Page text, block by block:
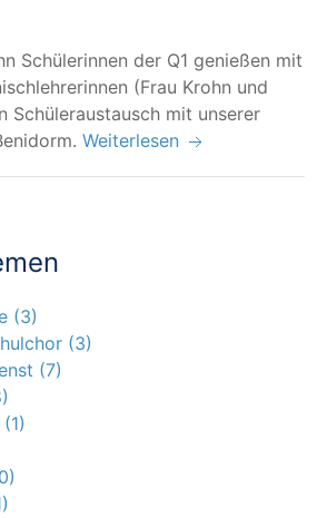
Schü­le­rin­nen der Q1 genie­ßen mit
(Frau Krohn und
Schü­ler­aus­tausch mit unse­rer
Weiterlesen
(3)
(3)
(7)